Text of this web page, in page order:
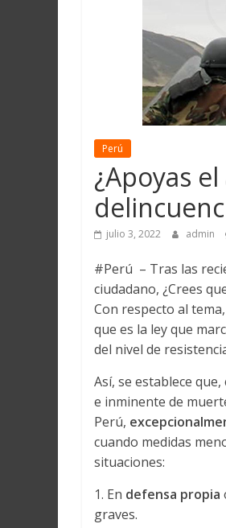
Perú
¿Apoyas
julio 3, 2022 admin
#Perú – Tras las
ciudadano, ¿Crees
Con respecto al
que es la ley que
del nivel de
Así, se establece
e inminente de
Perú,
cuando medidas
situaciones:
1. En defensa propia
graves.